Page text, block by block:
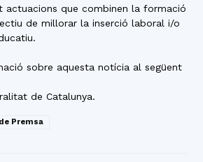
actuacions que combinen la formació
de millorar la inserció laboral i/o
sobre aquesta notícia al següent
de Catalunya.
Premsa